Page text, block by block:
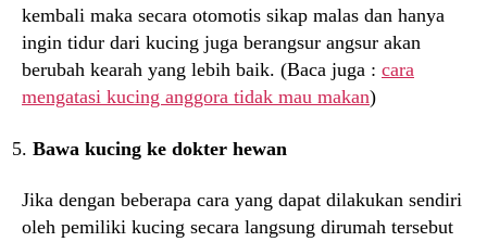
kembali maka secara otomotis sikap malas dan hanya
ingin tidur dari kucing juga berangsur angsur akan
berubah kearah yang lebih baik. (Baca juga : cara
mengatasi kucing anggora tidak mau makan)
Bawa kucing ke dokter hewan
Jika dengan beberapa cara yang dapat dilakukan sendiri
oleh pemiliki kucing secara langsung dirumah tersebut